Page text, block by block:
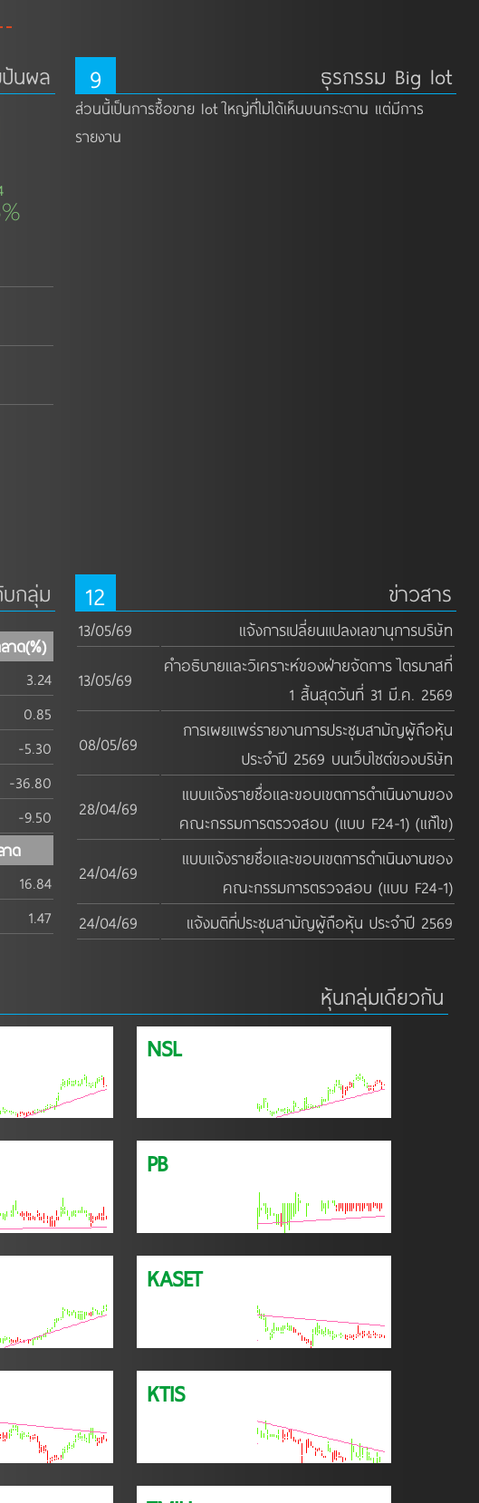
นผล 9 ธุรกรรม Big lot
ส่วนนี้เป็นการซื้อขาย lot ใหญ่ที่ไม่ได้เห็นบนกระดาน แต่มีการ
รายงาน
บกลุ่ม
าด(%)
3.24
0.85
-5.30
-36.80
-9.50
าด
16.84
1.47
12 ข่าวสาร
13/05/69 แจ้งการเปลี่ยนแปลงเลขานุการบริษัท
13/05/69
คำอธิบายและวิเคราะห์ของฝ่ายจัดการ ไตรมาสที่
1 สิ้นสุดวันที่ 31 มี.ค. 2569
08/05/69
การเผยแพร่รายงานการประชุมสามัญผู้ถือหุ้น
ประจำปี 2569 บนเว็บไซต์ของบริษัท
28/04/69
แบบแจ้งรายชื่อและขอบเขตการดำเนินงานของ
คณะกรรมการตรวจสอบ (แบบ F24-1) (แก้ไข)
24/04/69
แบบแจ้งรายชื่อและขอบเขตการดำเนินงานของ
คณะกรรมการตรวจสอบ (แบบ F24-1)
24/04/69
แจ้งมติที่ประชุมสามัญผู้ถือหุ้น ประจำปี 2569
หุ้นกลุ่มเดียวกัน
NSL
PB
KASET
KTIS